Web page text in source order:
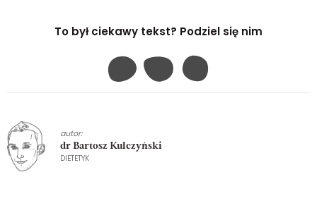
To był ciekawy tekst? Podziel się nim
autor:
dr Bartosz Kulczyński
DIETETYK